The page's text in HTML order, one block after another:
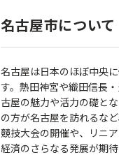
名古屋市について
名古屋は日本のほぼ中央
す。熱田神宮や織田信長
古屋の魅力や活力の礎と
の方が名古屋を訪れるな
競技大会の開催や、リニ
経済のさらなる発展が期待